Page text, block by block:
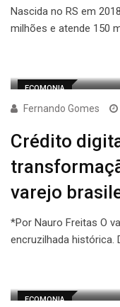
Nascida no RS em
milhões e atende 150
ECOMONIA
Fernando Gomes
Crédito
varejo
*Por Nauro Freitas O
encruzilhada histórica.
ECOMONIA